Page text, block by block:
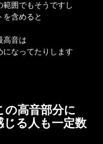
範囲でもそうですし
を含めると
高音は
になってたりします
の高音部分に
じる人も一定数